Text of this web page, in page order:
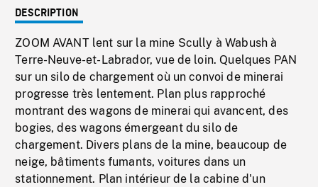
DESCRIPTION
ZOOM AVANT lent sur la mine Scully à Wabush à
Terre-Neuve-et-Labrador, vue de loin. Quelques PAN
sur un silo de chargement où un convoi de minerai
progresse très lentement. Plan plus rapproché
montrant des wagons de minerai qui avancent, des
bogies, des wagons émergeant du silo de
chargement. Divers plans de la mine, beaucoup de
neige, bâtiments fumants, voitures dans un
stationnement. Plan intérieur de la cabine d'un